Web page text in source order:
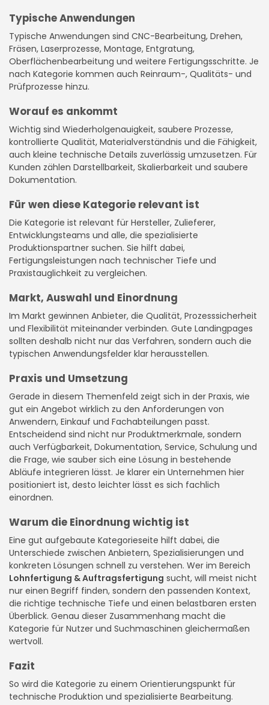
Typische Anwendungen
Typische Anwendungen sind CNC-Bearbeitung, Drehen,
Fräsen, Laserprozesse, Montage, Entgratung,
Oberflächenbearbeitung und weitere Fertigungsschritte. Je
nach Kategorie kommen auch Reinraum-, Qualitäts- und
Prüfprozesse hinzu.
Worauf es ankommt
Wichtig sind Wiederholgenauigkeit, saubere Prozesse,
kontrollierte Qualität, Materialverständnis und die Fähigkeit,
auch kleine technische Details zuverlässig umzusetzen. Für
Kunden zählen Darstellbarkeit, Skalierbarkeit und saubere
Dokumentation.
Für wen diese Kategorie relevant ist
Die Kategorie ist relevant für Hersteller, Zulieferer,
Entwicklungsteams und alle, die spezialisierte
Produktionspartner suchen. Sie hilft dabei,
Fertigungsleistungen nach technischer Tiefe und
Praxistauglichkeit zu vergleichen.
Markt, Auswahl und Einordnung
Im Markt gewinnen Anbieter, die Qualität, Prozesssicherheit
und Flexibilität miteinander verbinden. Gute Landingpages
sollten deshalb nicht nur das Verfahren, sondern auch die
typischen Anwendungsfelder klar herausstellen.
Praxis und Umsetzung
Gerade in diesem Themenfeld zeigt sich in der Praxis, wie
gut ein Angebot wirklich zu den Anforderungen von
Anwendern, Einkauf und Fachabteilungen passt.
Entscheidend sind nicht nur Produktmerkmale, sondern
auch Verfügbarkeit, Dokumentation, Service, Schulung und
die Frage, wie sauber sich eine Lösung in bestehende
Abläufe integrieren lässt. Je klarer ein Unternehmen hier
positioniert ist, desto leichter lässt es sich fachlich
einordnen.
Warum die Einordnung wichtig ist
Eine gut aufgebaute Kategorieseite hilft dabei, die
Unterschiede zwischen Anbietern, Spezialisierungen und
konkreten Lösungen schnell zu verstehen. Wer im Bereich
Lohnfertigung & Auftragsfertigung sucht, will meist nicht
nur einen Begriff finden, sondern den passenden Kontext,
die richtige technische Tiefe und einen belastbaren ersten
Überblick. Genau dieser Zusammenhang macht die
Kategorie für Nutzer und Suchmaschinen gleichermaßen
wertvoll.
Fazit
So wird die Kategorie zu einem Orientierungspunkt für
technische Produktion und spezialisierte Bearbeitung.